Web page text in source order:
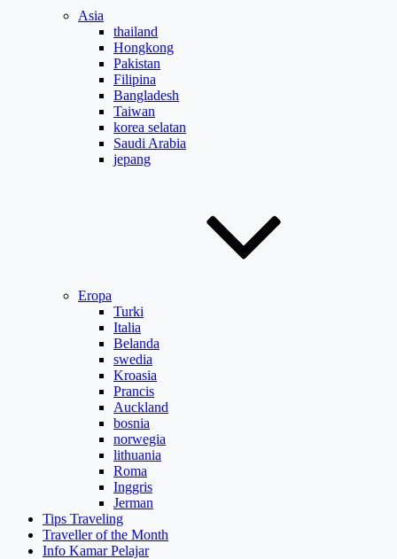
Asia
thailand
Hongkong
Pakistan
Filipina
Bangladesh
Taiwan
korea selatan
Saudi Arabia
jepang
Eropa
Turki
Italia
Belanda
swedia
Kroasia
Prancis
Auckland
bosnia
norwegia
lithuania
Roma
Inggris
Jerman
Tips Traveling
Traveller of the Month
Info Kamar Pelajar